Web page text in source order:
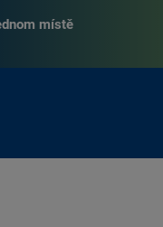
místě